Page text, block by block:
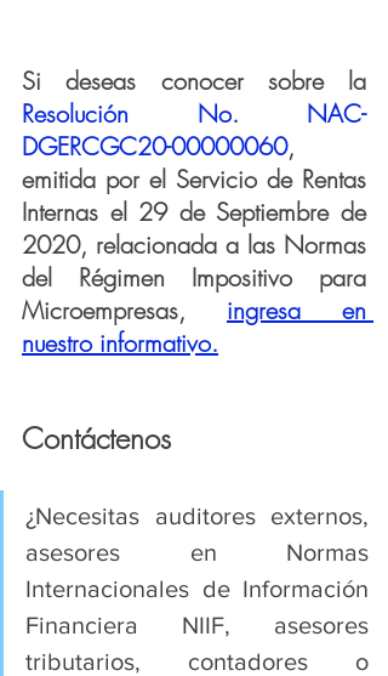
Resolución No. NAC-
DGERCGC20-00000060
emitida por el Servicio de Rentas
Internas el 29 de Septiembre de
2020, relacionada a las Normas
del Régimen Impositivo para
Microempresas, ingresa en
nuestro informativo.
Contáctenos
¿Necesitas auditores externos,
asesores en Normas
Internacionales de Información
Financiera NIIF, asesores
tributarios, contadores o